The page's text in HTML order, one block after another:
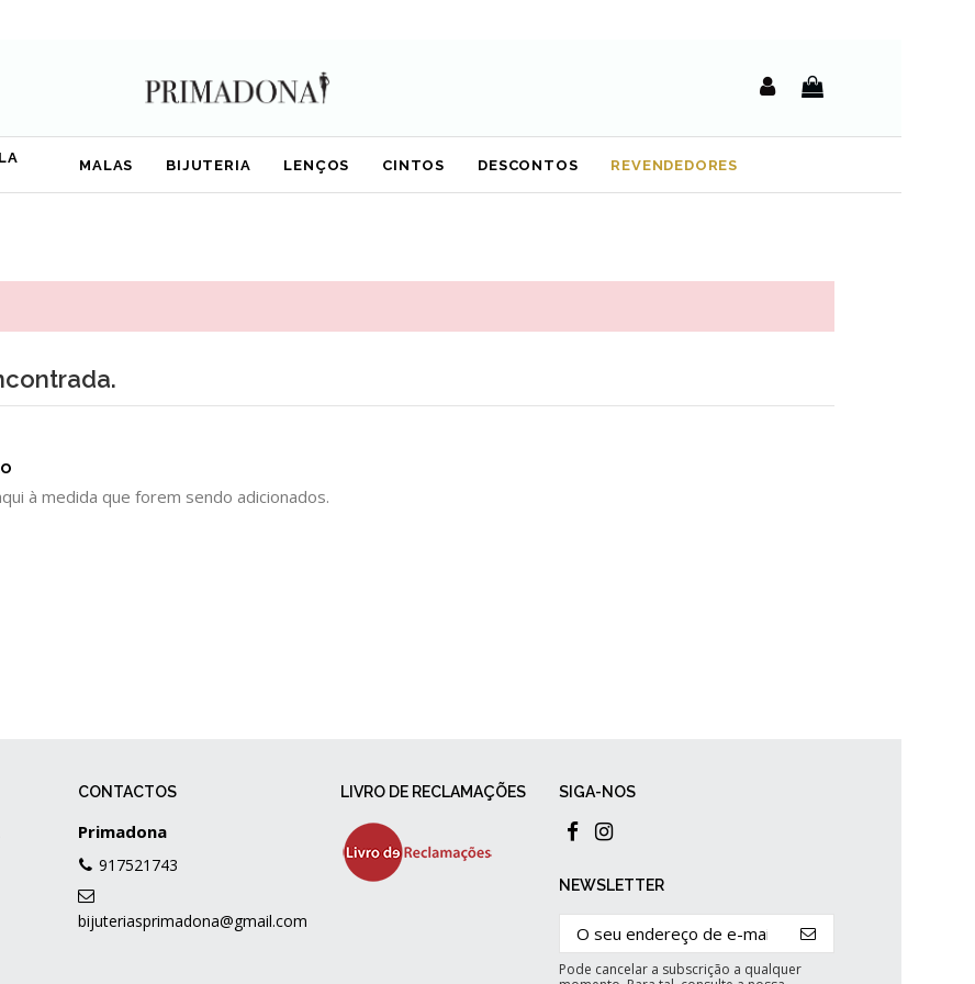
MALAS BIJUTERIA LENÇOS CINTOS DESCONTOS REVENDEDORES
à medida que forem sendo adicionados.
CONTACTOS
Primadona
917521743
bijuteriasprimadona@gmail.com
LIVRO DE RECLAMAÇÕES SIGA-NOS
NEWSLETTER
Pode cancelar a subscrição a qualquer